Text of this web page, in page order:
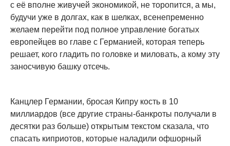
с её вполне живучей экономикой, не торопится, а мы,
будучи уже в долгах, как в шелках, всенепременно
желаем перейти под полное управление богатых
европейцев во главе с Германией, которая теперь
решает, кого гладить по головке и миловать, а кому эту
заносчивую башку отсечь.
Канцлер Германии, бросая Кипру кость в 10
миллиардов (все другие страны-банкроты получали в
десятки раз больше) открытым текстом сказала, что
спасать киприотов, которые наладили офшорный